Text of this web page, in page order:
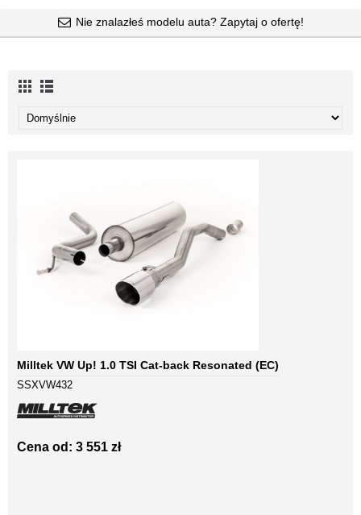
Nie znalazłeś modelu auta? Zapytaj o ofertę!
Milltek VW Up! 1.0 TSI Cat-back Resonated (EC)
SSXVW432
Cena od: 3 551 zł